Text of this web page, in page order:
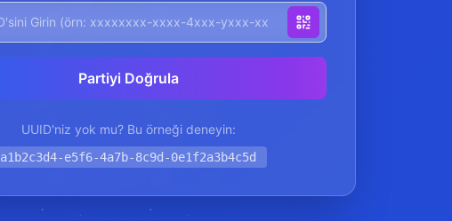
Partiyi Doğrula
UUID'niz yok mu? Bu örneği deneyin:
a1b2c3d4-e5f6-4a7b-8c9d-0e1f2a3b4c5d